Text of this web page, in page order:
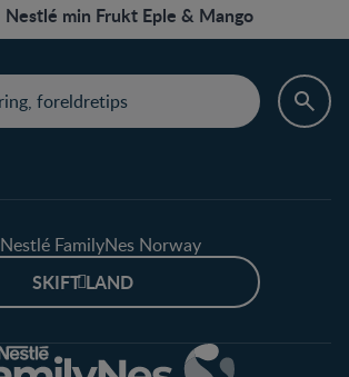
Nestlé min Frukt Eple & Mango
Nestlé FamilyNes Norway
SKIFT LAND